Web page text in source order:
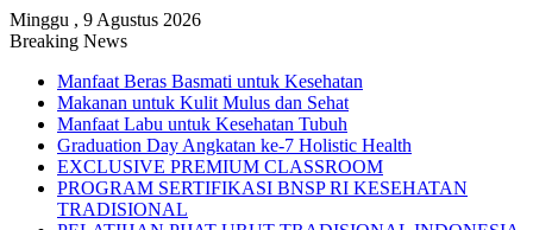
Minggu , 9 Agustus 2026
Breaking News
Manfaat Beras Basmati untuk Kesehatan
Makanan untuk Kulit Mulus dan Sehat
Manfaat Labu untuk Kesehatan Tubuh
Graduation Day Angkatan ke-7 Holistic Health
EXCLUSIVE PREMIUM CLASSROOM
PROGRAM SERTIFIKASI BNSP RI KESEHATAN
TRADISIONAL